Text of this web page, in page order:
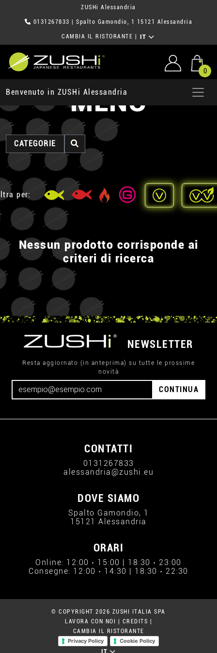
ZUSHi Alessandria
0131267833 | Spalto Gamondio, 1 15121 Alessandria
CAMBIA IL RISTORANTE IT
0
Benvenuto in ZUSHi Alessandria
MENU
CATEGORIE
per:
Nessun prodotto corrisponde ai
criteri di ricerca
NEWSLETTER
Resta aggiornato (in anteprima) su tutte le prossime
novità
CONTINUA
CONTATTI
0131267833
alessandria@zushi.eu
DOVE SIAMO
Spalto Gamondio, 1
15121 Alessandria
ORARI
Online: 12:00 › 15:00 | 18:30 › 23:00
Consegne: 12:00 › 14:30 | 18:30 › 22:30
© COPYRIGHT 2026 ZUSHI ITALIA SPA
LAVORA CON NOI
CREDITS
CAMBIA IL RISTORANTE
Privacy Policy
Cookie Policy